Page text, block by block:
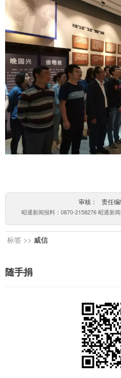
审核： 责任编
昭通新闻报料：0870-2158276 昭通新
标签 >> 威信
随手捐